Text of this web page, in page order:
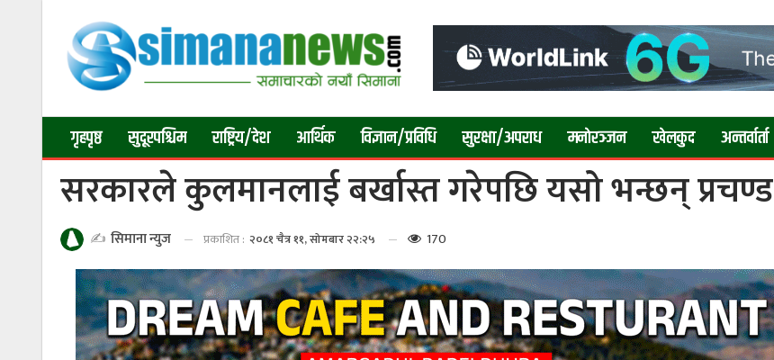
गृहपृष्ठ सुदूरपश्चिम राष्ट्रिय/देश आर्थिक विज्ञान/प्रविधि सुरक्षा/अपराध मनाेरञ्जन खेलकुद अन्तर्वार्ता
सरकारले कुलमानलाई बर्खास्त गरेपछि यसो भन्छन् प्रचण्ड
✍️ सिमाना न्युज प्रकाशित : २०८१ चैत्र ११, सोमबार २२:२५ 170